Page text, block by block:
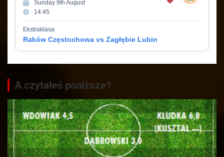
Sunday 9th August
14:45
Ekstraklasa
Raków Częstochowa vs Zagłębie Lubin
A czytałeś poniższe?